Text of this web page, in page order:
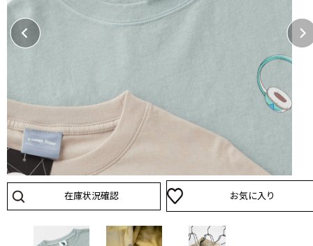
在庫状況確認 お気に入り